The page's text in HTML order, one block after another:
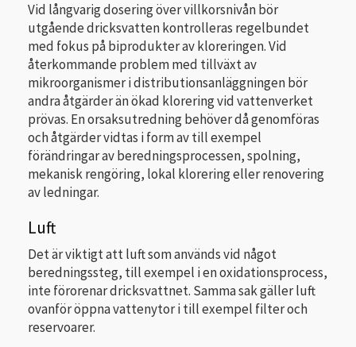
Vid långvarig dosering över villkorsnivån bör
utgående dricksvatten kontrolleras regelbundet
med fokus på biprodukter av kloreringen. Vid
återkommande problem med tillväxt av
mikroorganismer i distributionsanläggningen bör
andra åtgärder än ökad klorering vid vattenverket
prövas. En orsaksutredning behöver då genomföras
och åtgärder vidtas i form av till exempel
förändringar av beredningsprocessen, spolning,
mekanisk rengöring, lokal klorering eller renovering
av ledningar.
Luft
Det är viktigt att luft som används vid något
beredningssteg, till exempel i en oxidationsprocess,
inte förorenar dricksvattnet. Samma sak gäller luft
ovanför öppna vattenytor i till exempel filter och
reservoarer.